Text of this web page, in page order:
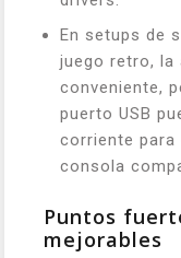
En setups de
juego retro, la
conveniente,
puerto USB
corriente
consola
Puntos
mejorables